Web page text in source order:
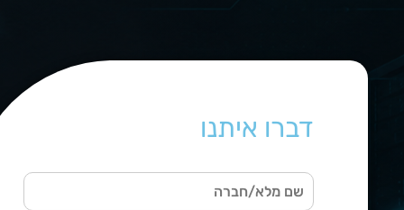
דברו איתנו
ש